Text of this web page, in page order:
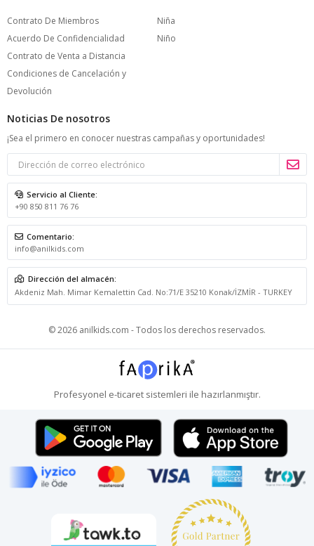
Contrato De Miembros
Acuerdo De Confidencialidad
Contrato de Venta a Distancia
Condiciones de Cancelación y
Devolución
Niña
Niño
Noticias De nosotros
¡Sea el primero en conocer nuestras campañas y oportunidades!
Servicio al Cliente:
+90 850 811 76 76
Comentario:
info@anilkids.com
Dirección del almacén:
Akdeniz Mah. Mimar Kemalettin Cad. No:71/E 35210 Konak/İZMİR - TURKEY
© 2026 anilkids.com - Todos los derechos reservados.
Profesyonel e-ticaretsistemleri ile hazırlanmıştır.